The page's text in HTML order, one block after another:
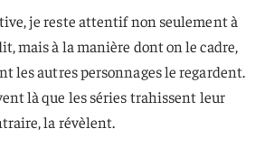
je reste attentif non seulement à
mais à la manière dont on le cadre,
les autres personnages le regardent.
là que les séries trahissent leur
la révèlent.